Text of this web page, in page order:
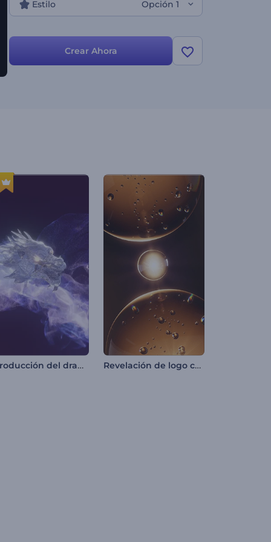
Estilo Opción 1
Crear Ahora
Introducción del dragón resplandeciente Revelación de logo con división de burbujas